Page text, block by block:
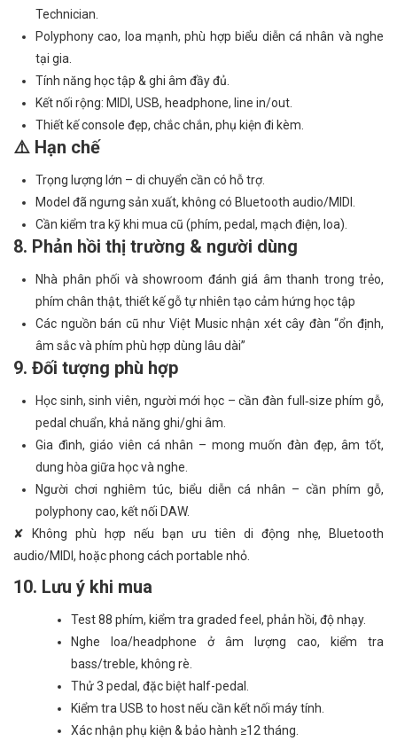
Technician.
Polyphony cao, loa mạnh, phù hợp biểu diễn cá nhân và nghe
tại gia.
Tính năng học tập & ghi âm đầy đủ.
Kết nối rộng: MIDI, USB, headphone, line in/out.
Thiết kế console đẹp, chắc chắn, phụ kiện đi kèm.
⚠️ Hạn chế
Trọng lượng lớn – di chuyển cần có hỗ trợ.
Model đã ngưng sản xuất, không có Bluetooth audio/MIDI.
Cần kiểm tra kỹ khi mua cũ (phím, pedal, mạch điện, loa).
8. Phản hồi thị trường & người dùng
Nhà phân phối và showroom đánh giá âm thanh trong trẻo,
phím chân thật, thiết kế gỗ tự nhiên tạo cảm hứng học tập
Các nguồn bán cũ như Việt Music nhận xét cây đàn “ổn định,
âm sắc và phím phù hợp dùng lâu dài”
9. Đối tượng phù hợp
Học sinh, sinh viên, người mới học – cần đàn full‑size phím gỗ,
pedal chuẩn, khả năng ghi/ghi âm.
Gia đình, giáo viên cá nhân – mong muốn đàn đẹp, âm tốt,
dung hòa giữa học và nghe.
Người chơi nghiêm túc, biểu diễn cá nhân – cần phím gỗ,
polyphony cao, kết nối DAW.
✘ Không phù hợp nếu bạn ưu tiên di động nhẹ, Bluetooth
audio/MIDI, hoặc phong cách portable nhỏ.
10. Lưu ý khi mua
Test 88 phím, kiểm tra graded feel, phản hồi, độ nhạy.
Nghe loa/headphone ở âm lượng cao, kiểm tra
bass/treble, không rè.
Thử 3 pedal, đặc biệt half-pedal.
Kiểm tra USB to host nếu cần kết nối máy tính.
Xác nhận phụ kiện & bảo hành ≥12 tháng.